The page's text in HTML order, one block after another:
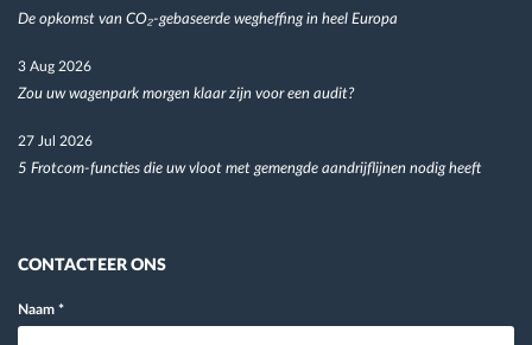
De opkomst van CO₂-gebaseerde wegheffing in heel Europa
3 Aug 2026
Zou uw wagenpark morgen klaar zijn voor een audit?
27 Jul 2026
5 Frotcom-functies die uw vloot met gemengde aandrijflijnen nodig heeft
CONTACTEER ONS
Naam *